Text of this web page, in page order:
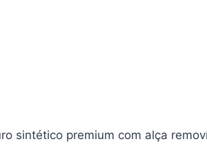
sintético premium com alça